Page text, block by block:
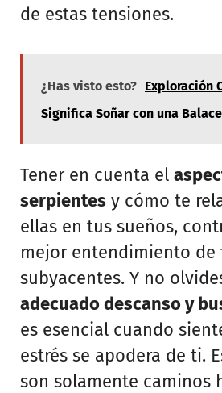
de estas tensiones.
¿Has visto esto? Exploración
Significa Soñar con una
Tener en cuenta el
serpientes y cómo te
ellas en tus sueños,
mejor entendimiento de
subyacentes. Y no
adecuado descanso y
es esencial cuando
estrés se apodera de ti.
son solamente caminos